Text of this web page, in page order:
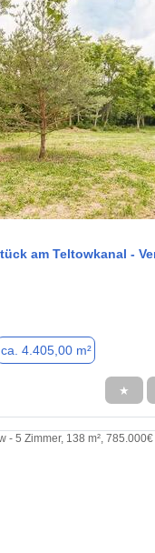
am Teltowkanal -
ca. 4.405,00 m²
★